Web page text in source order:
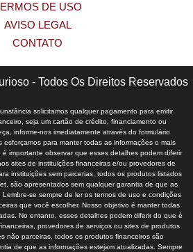
DE USO
AVISO LEGAL
CONTATO
- Todos Os Direitos Reservados
solicitamos qualquer pagamento para emitir
seja um cartão de crédito, financiamento ou
informe-nos imediatamente através do formulário
para manter todas as informações o mais
importante observar que esses detalhes podem diferir
sites de instituições financeiras e/ou provedores de
instituições sem parcerias, todos os produtos listados
são apresentados sem qualquer garantia de que as
se sempre de ler os termos de uso e condições
que você escolher. Nosso objetivo é manter todas
No entanto, esses detalhes podem diferir do que é
provedores de serviços ou sites de produtos
não parceiras, todos os produtos financeiros são
de que as informações estejam atualizadas. Sempre